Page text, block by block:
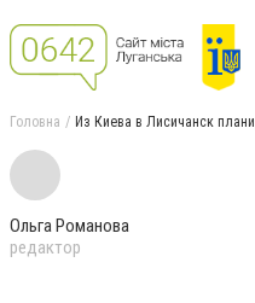
Головна Из Киева в Лисичанск
Ольга Романова
редактор